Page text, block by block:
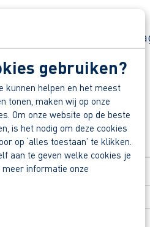
gebruiken?
kunnen helpen en het meest
tonen, maken wij op onze
Om onze website op de beste
is het nodig om deze cookies
op ‘alles toestaan’ te klikken.
aan te geven welke cookies je
informatie onze
toekomst
Al binnen 1
AB Vakwerk?
contract.
met een 9+.
van €1.000,00 voor een
deze vacature, de